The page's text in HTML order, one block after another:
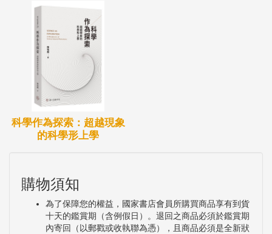
科學作為探索：超越現象
的科學形上學
購物須知
為了保障您的權益，國家書店會員所購買商品享有到貨
十天的鑑賞期（含例假日）。退回之商品必須於鑑賞期
內寄回（以郵戳或收執聯為憑），且商品必須是全新狀